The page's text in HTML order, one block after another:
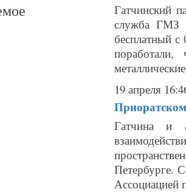
Гатчинский
служба ГМЗ
бесплатный с
19 апреля
Гатчина и
Петербурге.
Ассоциацией